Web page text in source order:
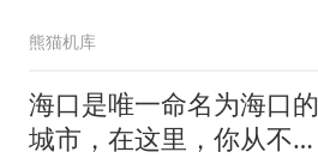
熊猫机库
海口是唯一命名为海口的
城市，在这里，你从不用